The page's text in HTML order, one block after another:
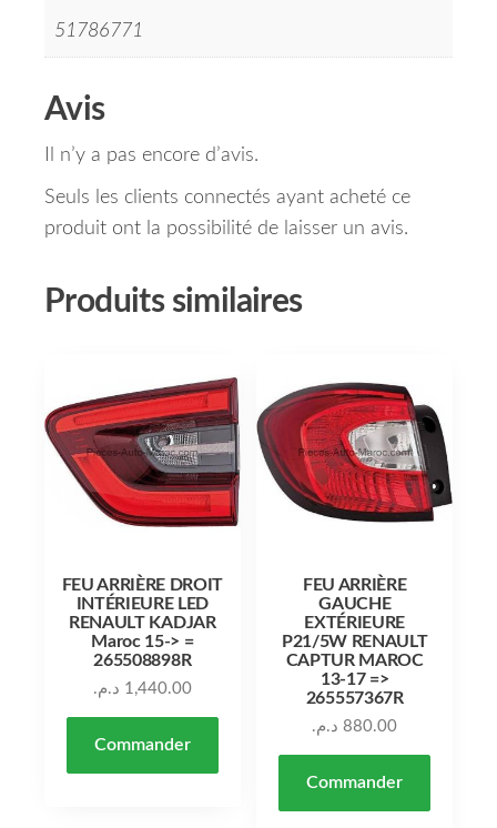
51786771
Avis
Il n’y a pas encore d’avis.
Seuls les clients connectés ayant acheté ce
produit ont la possibilité de laisser un avis.
Produits similaires
FEU ARRIÈRE DROIT
INTÉRIEURE LED
RENAULT KADJAR
Maroc 15-> =
265508898R
1,440.00 د.م.
Commander
FEU ARRIÈRE
GAUCHE
EXTÉRIEURE
P21/5W RENAULT
CAPTUR MAROC
13-17 =>
265557367R
880.00 د.م.
Commander